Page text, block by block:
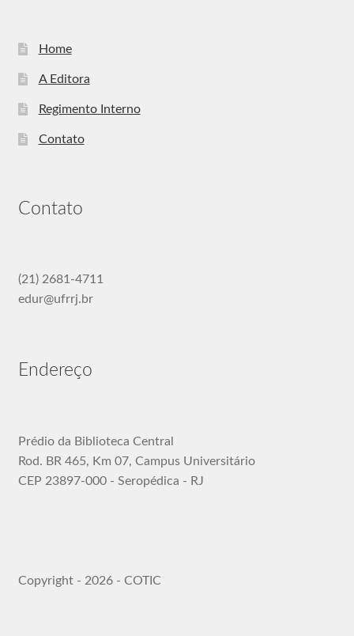
Home
A Editora
Regimento Interno
Contato
Contato
(21) 2681-4711
edur@ufrrj.br
Endereço
Prédio da Biblioteca Central
Rod. BR 465, Km 07, Campus Universitário
CEP 23897-000 - Seropédica - RJ
Copyright - 2026 - COTIC